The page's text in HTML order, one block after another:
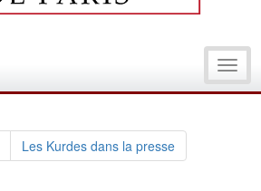
Les Kurdes dans la presse